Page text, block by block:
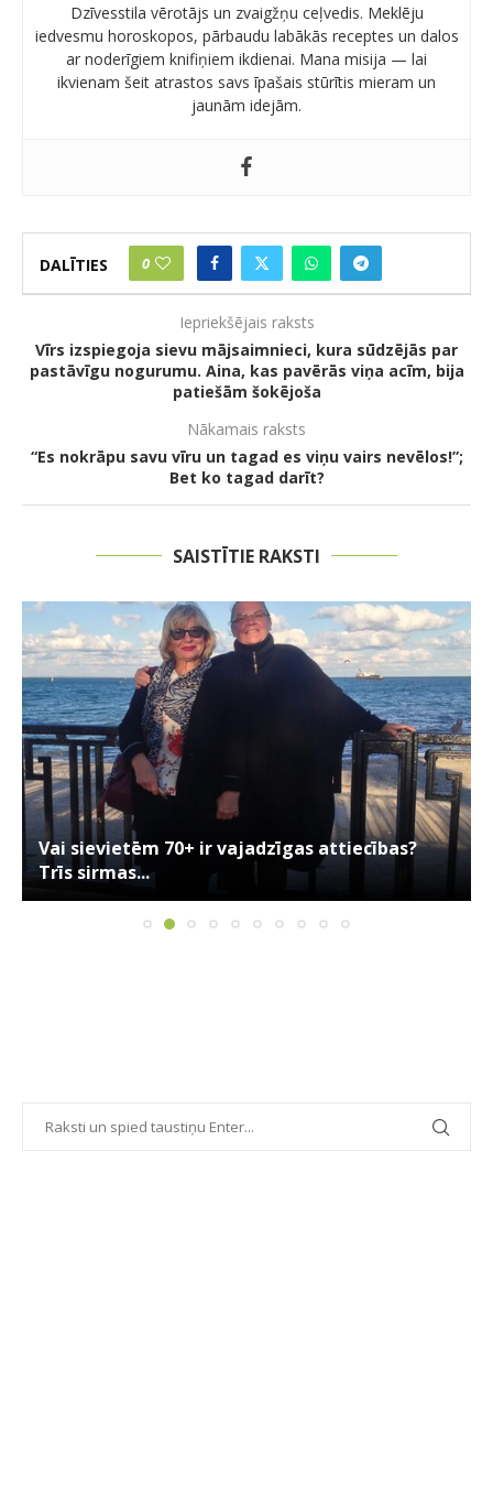
Dzīvesstila vērotājs un zvaigžņu ceļvedis. Meklēju
iedvesmu horoskopos, pārbaudu labākās receptes un dalos
ar noderīgiem knifiņiem ikdienai. Mana misija — lai
ikvienam šeit atrastos savs īpašais stūrītis mieram un
jaunām idejām.
DALĪTIES 0
Iepriekšējais raksts
Vīrs izspiegoja sievu mājsaimnieci, kura sūdzējās par
pastāvīgu nogurumu. Aina, kas pavērās viņa acīm, bija
patiešām šokējoša
Nākamais raksts
“Es nokrāpu savu vīru un tagad es viņu vairs nevēlos!”;
Bet ko tagad darīt?
SAISTĪTIE RAKSTI
Vai sievietēm 70+ ir vajadzīgas attiecības?
Trīs sirmas...